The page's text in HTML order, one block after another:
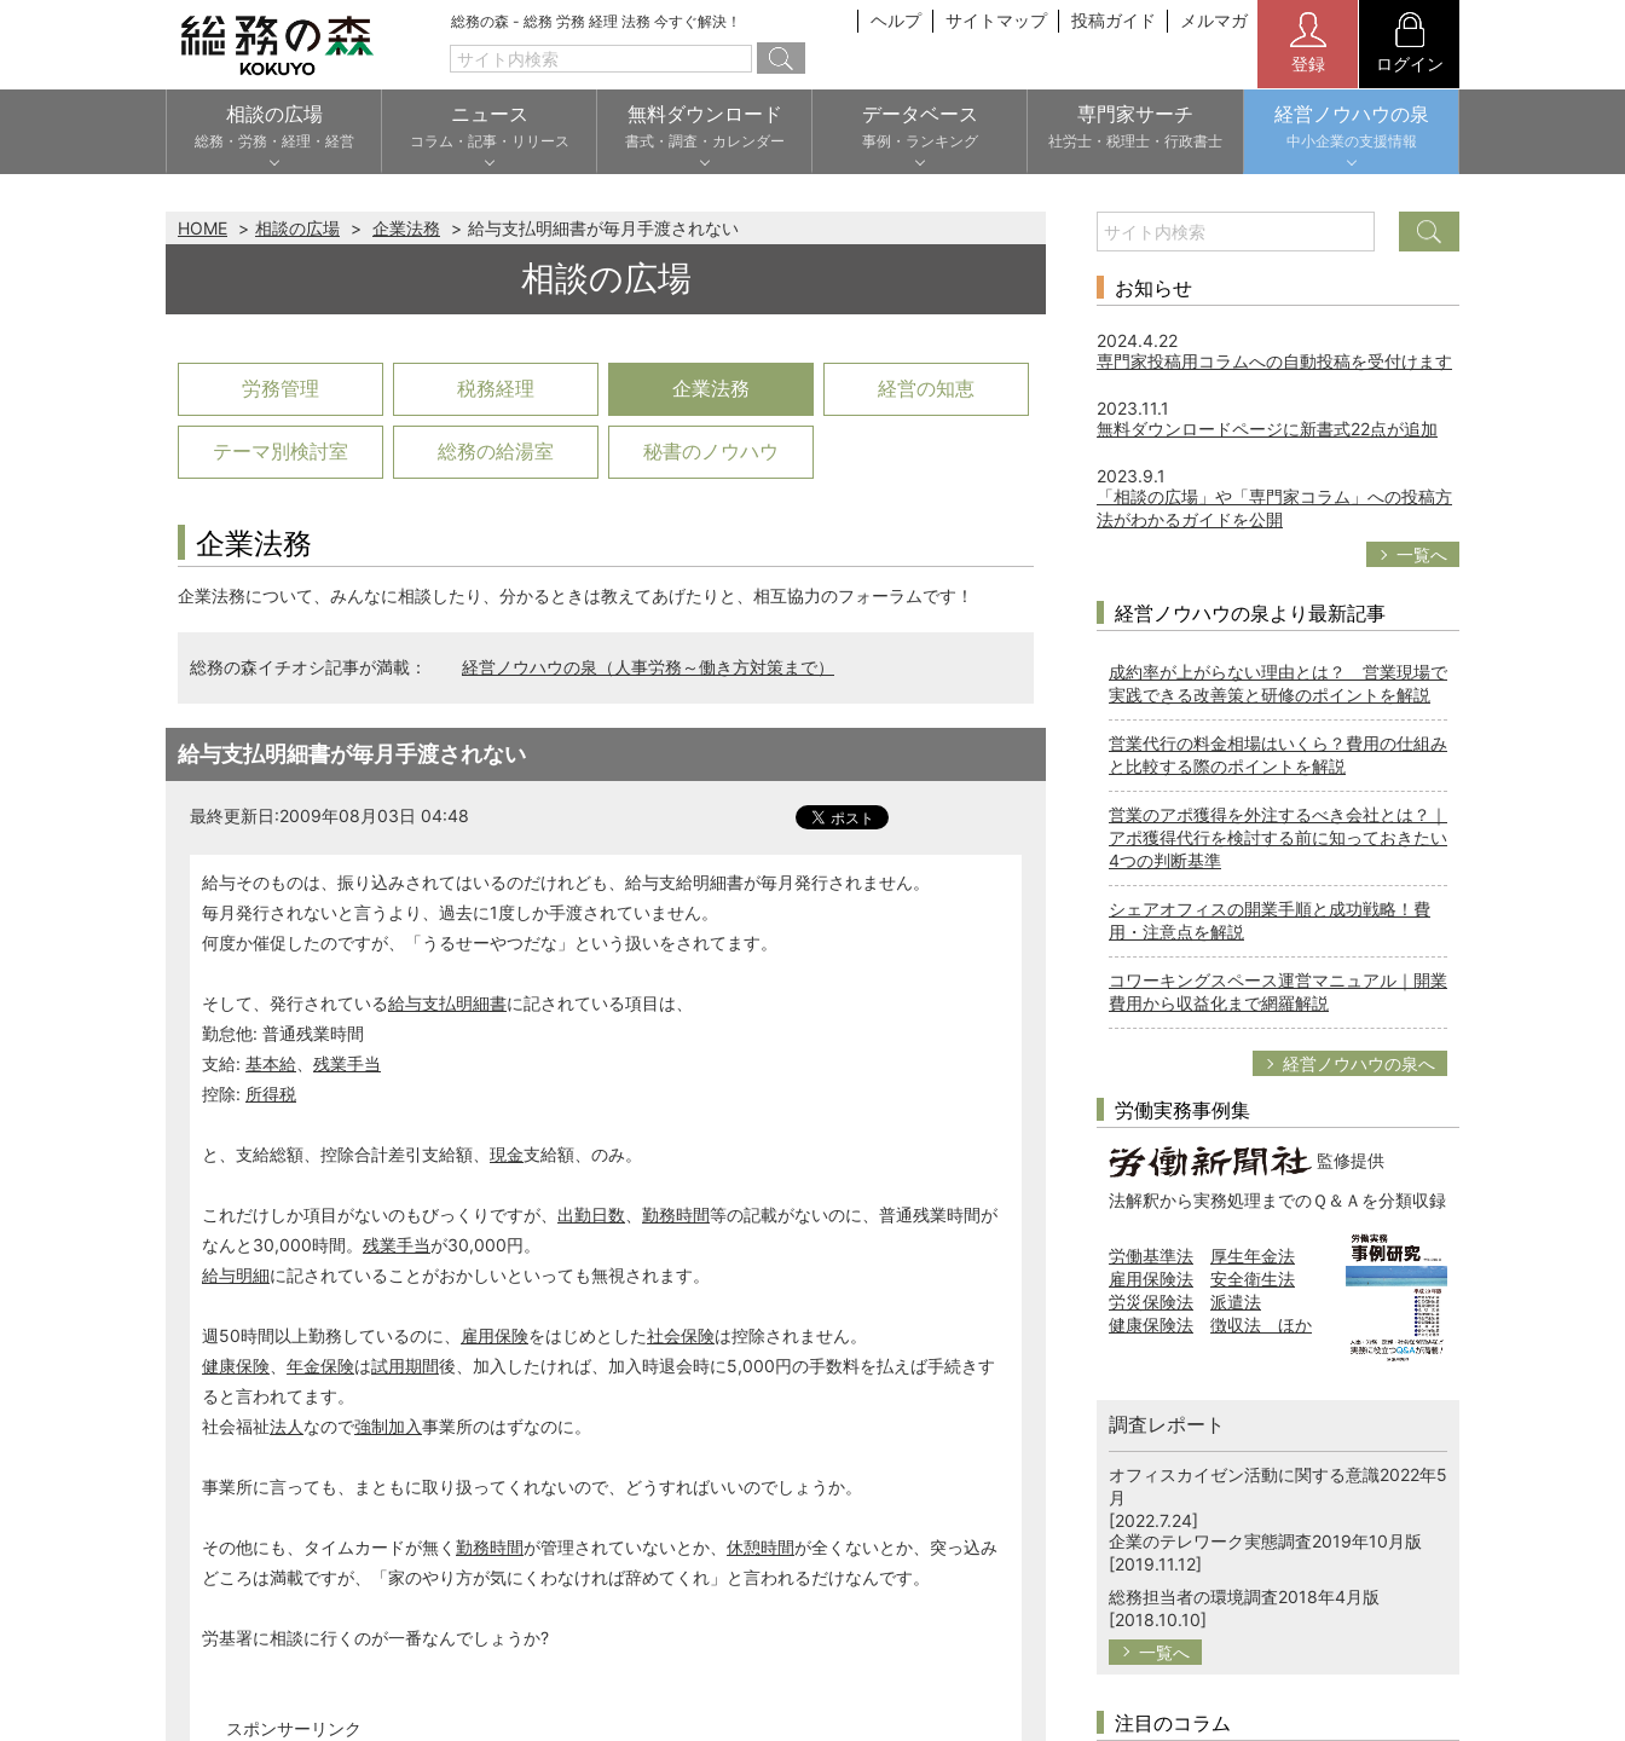
総務の森 - 総務 労務 経理 法務 今すぐ解決！ ヘルプ サイトマップ 投稿ガイド メルマガ
登録 ログイン
相談の広場
総務・労務・経理・経営
ニュース
コラム・記事・リリース
無料ダウンロード
書式・調査・カレンダー
データベース
事例・ランキング
専門家サーチ
社労士・税理士・行政書士
経営ノウハウの泉
中小企業の支援情報
HOME 相談の広場 企業法務 給与支払明細書が毎月手渡されない
相談の広場
労務管理 税務経理 企業法務 経営の知恵
テーマ別検討室 総務の給湯室 秘書のノウハウ
企業法務
企業法務について、みんなに相談したり、分かるときは教えてあげたりと、相互協力のフォーラムです！
総務の森イチオシ記事が満載： 経営ノウハウの泉（人事労務～働き方対策まで）
給与支払明細書が毎月手渡されない
最終更新日:2009年08月03日 04:48
給与そのものは、振り込みされてはいるのだけれども、給与支給明細書が毎月発行されません。
毎月発行されないと言うより、過去に1度しか手渡されていません。
何度か催促したのですが、「うるせーやつだな」という扱いをされてます。
そして、発行されている給与支払明細書に記されている項目は、
勤怠他: 普通残業時間
支給: 基本給
残業手当
控除: 所得税
と、支給総額、控除合計差引支給額、 現金支給額、のみ。
これだけしか項目がないのもびっくりですが、 出勤日数 勤務時間等の記載がないのに、普通残業時間が
なんと30,000時間。 残業手当が30,000円。
給与明細に記されていることがおかしいといっても無視されます。
週50時間以上勤務しているのに、 雇用保険をはじめとした社会保険は控除されません。
健康保険
年金保険は試用期間後、加入したければ、加入時退会時に5,000円の手数料を払えば手続きす
ると言われてます。
社会福祉法人 なので強制加入事業所のはずなのに。
事業所に言っても、まともに取り扱ってくれないので、どうすればいいのでしょうか。
その他にも、タイムカードが無く 勤務時間が管理されていないとか、 休憩時間が全くないとか、突っ込み
どころは満載ですが、「家のやり方が気にくわなければ辞めてくれ」と言われるだけなんです。
労基署に相談に行くのが一番なんでしょうか?
スポンサーリンク
お知らせ
2024.4.22
専門家投稿用コラムへの自動投稿を受付けます
2023.11.1
無料ダウンロードページに新書式22点が追加
2023.9.1
「相談の広場」や「専門家コラム」への投稿方
法がわかるガイドを公開
一覧へ
経営ノウハウの泉より最新記事
成約率が上がらない理由とは？ 営業現場で
実践できる改善策と研修のポイントを解説
営業代行の料金相場はいくら？費用の仕組み
と比較する際のポイントを解説
営業のアポ獲得を外注するべき会社とは？｜
アポ獲得代行を検討する前に知っておきたい
4つの判断基準
シェアオフィスの開業手順と成功戦略！費
用・注意点を解説
コワーキングスペース運営マニュアル｜開業
費用から収益化まで網羅解説
経営ノウハウの泉へ
労働実務事例集
監修提供
法解釈から実務処理までのＱ＆Ａを分類収録
労働基準法
厚生年金法
雇用保険法
安全衛生法
労災保険法
派遣法
健康保険法
徴収法 ほか
調査レポート
オフィスカイゼン活動に関する意識2022年5
月
[2022.7.24]
企業のテレワーク実態調査2019年10月版
[2019.11.12]
総務担当者の環境調査2018年4月版
[2018.10.10]
一覧へ
注目のコラム